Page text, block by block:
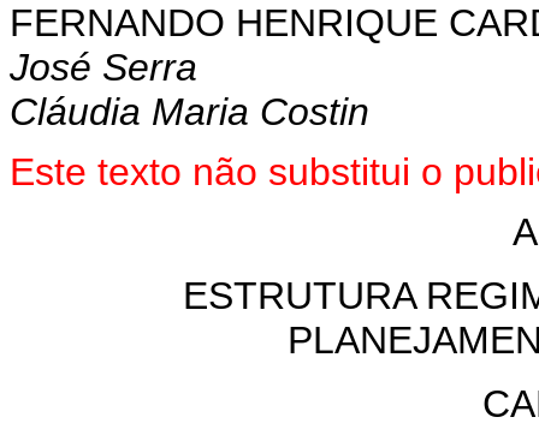
FERNANDO HENRIQUE
José Serra
Cláudia Maria Costin
Este texto não substitui o
ESTRUTURA